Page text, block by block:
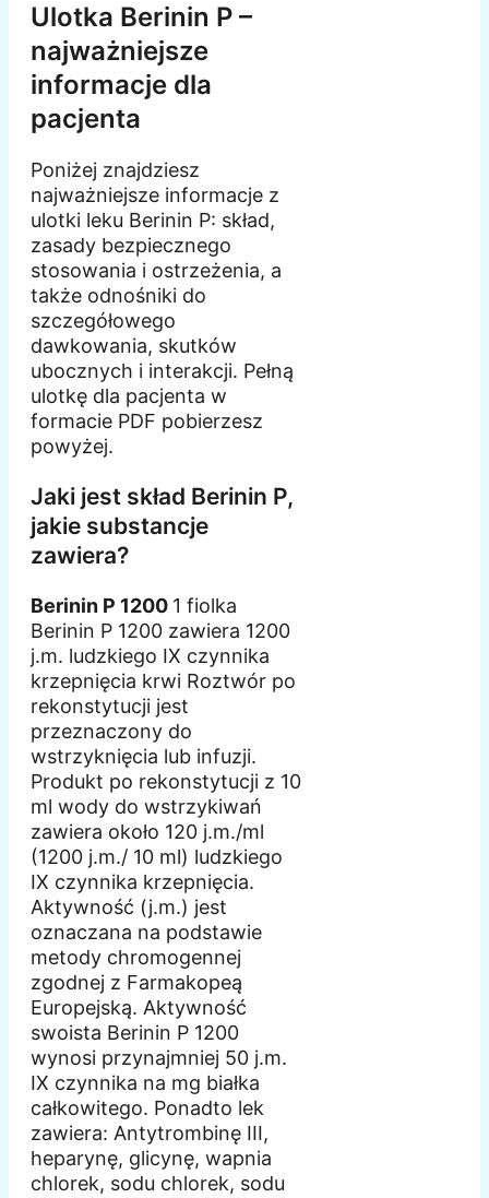
Ulotka Berinin P –
najważniejsze
informacje dla
pacjenta
Poniżej znajdziesz
najważniejsze informacje z
ulotki leku Berinin P: skład,
zasady bezpiecznego
stosowania i ostrzeżenia, a
także odnośniki do
szczegółowego
dawkowania, skutków
ubocznych i interakcji. Pełną
ulotkę dla pacjenta w
formacie PDF pobierzesz
powyżej.
Jaki jest skład Berinin P,
jakie substancje
zawiera?
Berinin P 1200 1 fiolka
Berinin P 1200 zawiera 1200
j.m. ludzkiego IX czynnika
krzepnięcia krwi Roztwór po
rekonstytucji jest
przeznaczony do
wstrzyknięcia lub infuzji.
Produkt po rekonstytucji z 10
ml wody do wstrzykiwań
zawiera około 120 j.m./ml
(1200 j.m./ 10 ml) ludzkiego
IX czynnika krzepnięcia.
Aktywność (j.m.) jest
oznaczana na podstawie
metody chromogennej
zgodnej z Farmakopeą
Europejską. Aktywność
swoista Berinin P 1200
wynosi przynajmniej 50 j.m.
IX czynnika na mg białka
całkowitego. Ponadto lek
zawiera: Antytrombinę III,
heparynę, glicynę, wapnia
chlorek, sodu chlorek, sodu